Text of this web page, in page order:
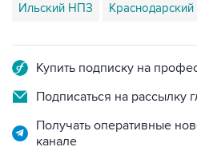
Ильский НПЗ Краснодарский
Купить подписку на
Подписаться на рассылку
Получать оперативные
канале